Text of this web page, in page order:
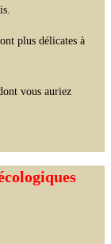
plus délicates à
vous auriez